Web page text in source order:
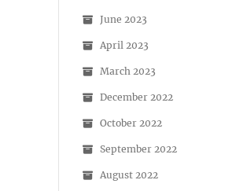
June 2023
April 2023
March 2023
December 2022
October 2022
September 2022
August 2022